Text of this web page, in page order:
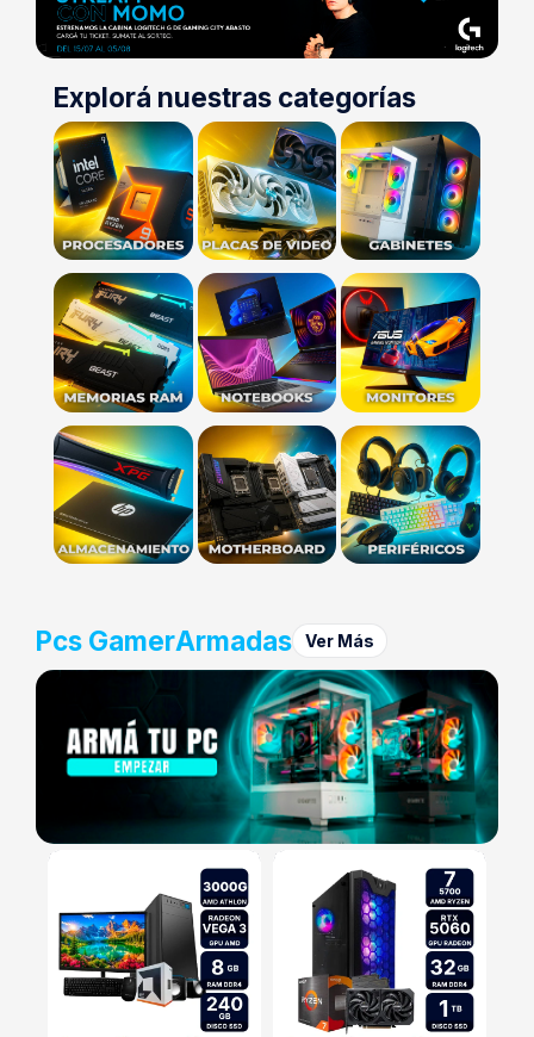
Explorá nuestras categorías
Pcs GamerArmadas Ver Más